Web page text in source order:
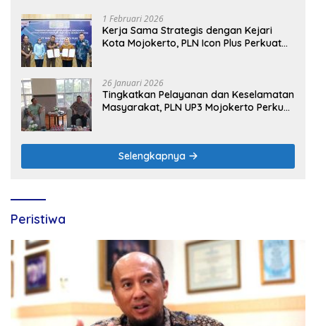
1 Februari 2026
Kerja Sama Strategis dengan Kejari
Kota Mojokerto, PLN Icon Plus Perkuat
26 Januari 2026
Tingkatkan Pelayanan dan Keselamatan
Masyarakat, PLN UP3 Mojokerto Perkuat
Selengkapnya
Peristiwa